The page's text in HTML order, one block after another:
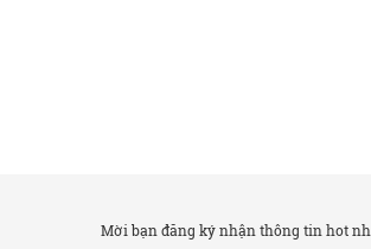
Mời bạn đăng ký nhận thông tin hot